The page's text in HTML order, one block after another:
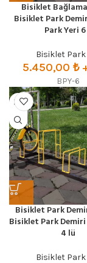
Bisiklet
Bisiklet Park
Park Yeri 6
Bisiklet Park
5.450,00 ₺
BPY-6
Bisiklet Park
Bisiklet Park Demiri
4 lü
Bisiklet Park